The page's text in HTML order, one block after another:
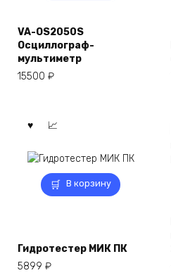
VA-OS2050S
Осциллограф-
мультиметр
15500 ₽
В корзину
Гидротестер МИК ПК
5899 ₽